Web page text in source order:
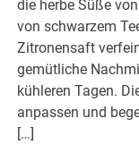
die herbe Süße
von schwarzem
Zitronensaft
gemütliche
kühleren Tagen.
anpassen und
[…]